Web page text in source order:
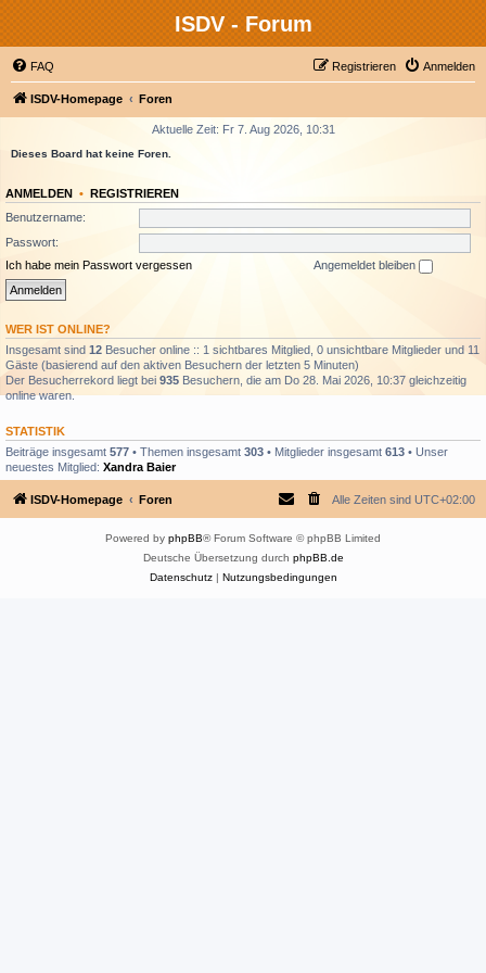
ISDV - Forum
FAQ Anmelden
Registrieren
ISDV-Homepage Foren
Aktuelle Zeit: Fr 7. Aug 2026, 10:31
Dieses Board hat keine Foren.
ANMELDEN • REGISTRIEREN
Benutzername:
Passwort:
Ich habe mein Passwort vergessen
Angemeldet bleiben
WER IST ONLINE?
Insgesamt sind 12 Besucher online :: 1 sichtbares Mitglied, 0 unsichtbare Mitglieder und 11
Gäste (basierend auf den aktiven Besuchern der letzten 5 Minuten)
Der Besucherrekord liegt bei 935 Besuchern, die am Do 28. Mai 2026, 10:37 gleichzeitig
online waren.
STATISTIK
Beiträge insgesamt 577 • Themen insgesamt 303 • Mitglieder insgesamt 613 • Unser
neuestes Mitglied: Xandra Baier
ISDV-Homepage Foren Alle Zeiten sind UTC+02:00
Powered by phpBB® Forum Software © phpBB Limited
Deutsche Übersetzung durch phpBB.de
Datenschutz| Nutzungsbedingungen